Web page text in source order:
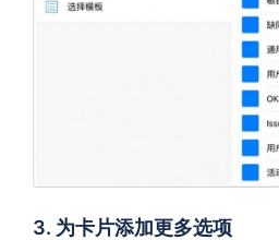
3. 为卡片添加更多选项